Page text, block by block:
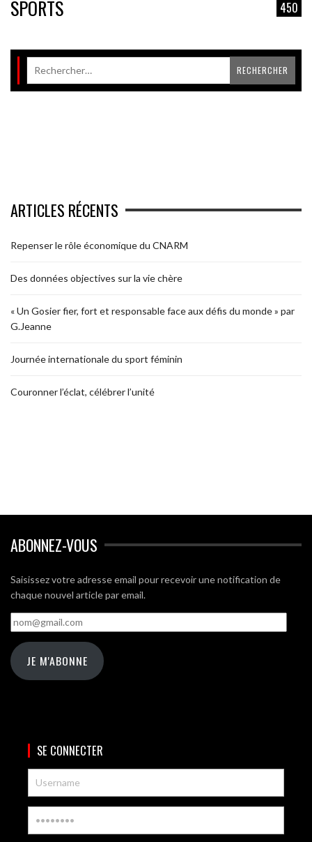
SPORTS 450
ARTICLES RÉCENTS
Repenser le rôle économique du CNARM
Des données objectives sur la vie chère
« Un Gosier fier, fort et responsable face aux défis du monde » par
G.Jeanne
Journée internationale du sport féminin
Couronner l’éclat, célébrer l’unité
ABONNEZ-VOUS
Saisissez votre adresse email pour recevoir une notification de
chaque nouvel article par email.
nom@gmail.com
JE M'ABONNE
SE CONNECTER